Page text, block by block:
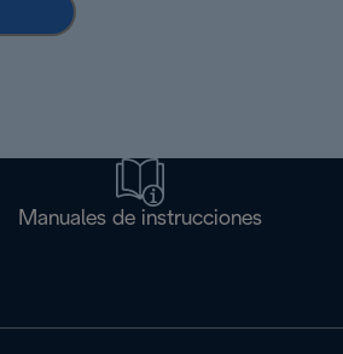
Manuales de instrucciones